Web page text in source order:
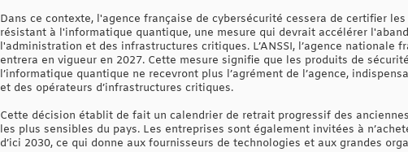
Dans ce contexte, l'agence française de cybersécurité cessera de certifier
résistant à l'informatique quantique, une mesure qui devrait accélérer
l'administration et des infrastructures critiques. L’ANSSI, l’agence nationale
entrera en vigueur en 2027. Cette mesure signifie que les produits de
l’informatique quantique ne recevront plus l’agrément de l’agence,
et des opérateurs d’infrastructures critiques.
Cette décision établit de fait un calendrier de retrait progressif des
les plus sensibles du pays. Les entreprises sont également invitées à
d’ici 2030, ce qui donne aux fournisseurs de technologies et aux grandes